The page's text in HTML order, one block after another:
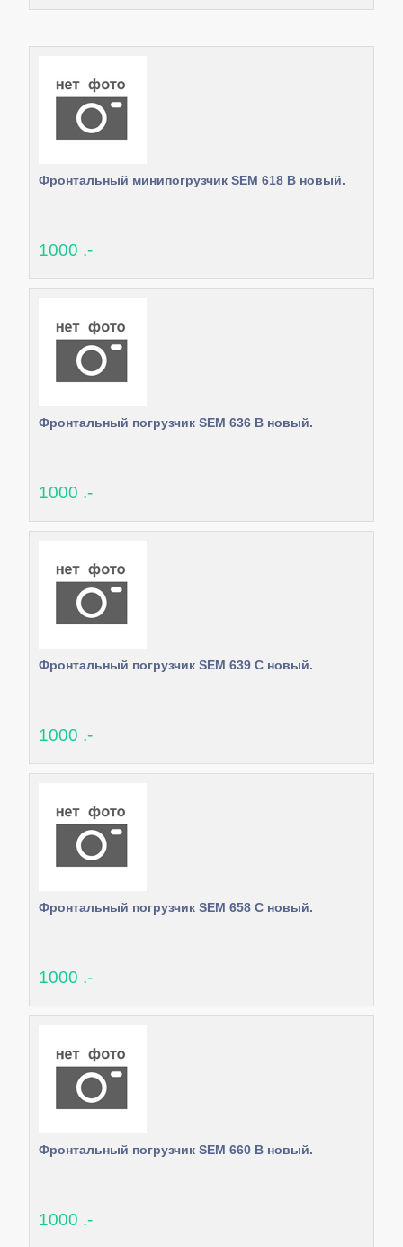
Фронтальный минипогрузчик SEM 618 B новый.
1000 .-
Фронтальный погрузчик SEM 636 B новый.
1000 .-
Фронтальный погрузчик SEM 639 C новый.
1000 .-
Фронтальный погрузчик SEM 658 C новый.
1000 .-
Фронтальный погрузчик SEM 660 B новый.
1000 .-